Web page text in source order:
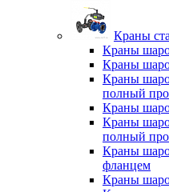
Краны
Краны
Краны
Краны
полный
Краны
Краны
полный
Краны
фланцем
Краны